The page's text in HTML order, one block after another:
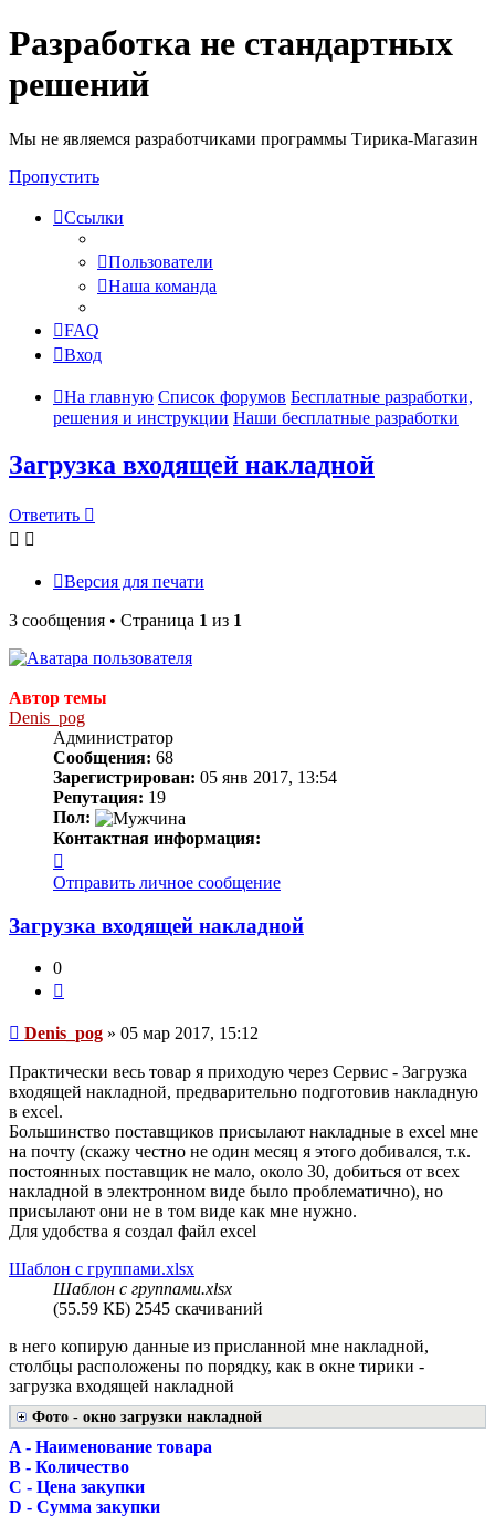
Разработка не стандартных
решений
Мы не являемся разработчиками программы Тирика-Магазин
Пропустить
Ссылки
Пользователи
Наша команда
FAQ
Вход
На главную Список форумов Бесплатные разработки,
решения и инструкции Наши бесплатные разработки
Загрузка входящей накладной
Ответить
Версия для печати
3 сообщения • Страница 1 из 1
Автор темы
Denis_pog
Администратор
Сообщения: 68
Зарегистрирован: 05 янв 2017, 13:54
Репутация: 19
Пол:
Контактная информация:
информация
пользователя
Отправить личное сообщение
Загрузка входящей накладной
0
Сообщение
Denis_pog » 05 мар 2017, 15:12
Практически весь товар я приходую через Сервис - Загрузка
входящей накладной, предварительно подготовив накладную
в excel.
Большинство поставщиков присылают накладные в excel мне
на почту (скажу честно не один месяц я этого добивался, т.к.
постоянных поставщик не мало, около 30, добиться от всех
накладной в электронном виде было проблематично), но
присылают они не в том виде как мне нужно.
Для удобства я создал файл excel
Шаблон с группами.xlsx
Шаблон с группами.xlsx
(55.59 КБ) 2545 скачиваний
в него копирую данные из присланной мне накладной,
столбцы расположены по порядку, как в окне тирики -
загрузка входящей накладной
Фото - окно загрузки накладной
A - Наименование товара
B - Количество
C - Цена закупки
D - Сумма закупки